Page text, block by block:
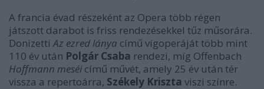
A francia évad részeként az Opera több régen
játszott darabot is friss rendezésekkel tűz műsorára.
Donizetti Az ezred lánya című vígoperáját több mint
110 év után Polgár Csaba rendezi, míg Offenbach
Hoffmann meséi című művét, amely 25 év után tér
vissza a repertoárra, Székely Kriszta viszi színre.